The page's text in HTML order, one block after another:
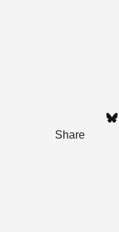
Share